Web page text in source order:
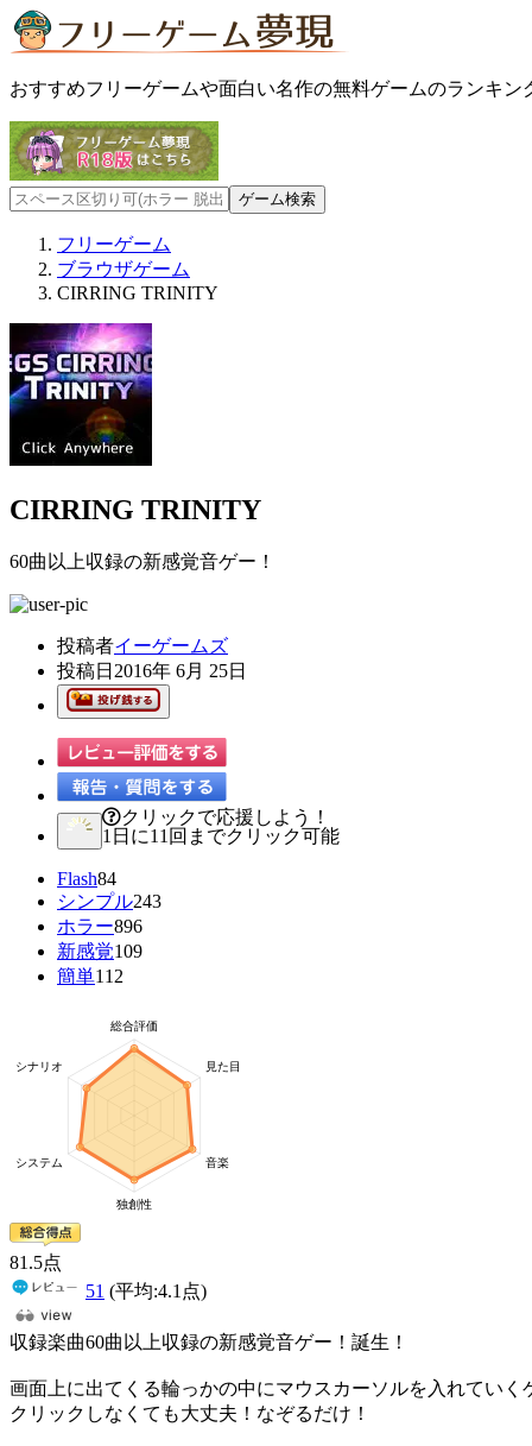
おすすめフリーゲームや面白い名作の無料ゲームのランキン
フリーゲーム
ブラウザゲーム
CIRRING TRINITY
CIRRING TRINITY
60曲以上収録の新感覚音ゲー！
投稿者イーゲームズ
投稿日 2016年 6月 25日
クリックで応援しよう！
1日に11回までクリック可能
Flash84
シンプル243
ホラー896
新感覚109
簡単112
81 .5点
51 (平均:4.1 点)
収録楽曲60曲以上収録の新感覚音ゲー！誕生！
画面上に出てくる輪っかの中にマウスカーソルを入れていく
クリックしなくても大丈夫！なぞるだけ！